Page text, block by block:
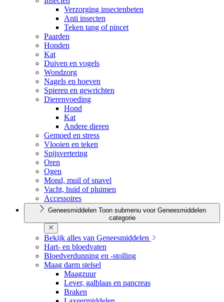
Verzorging insectenbeten
Anti insecten
Teken tang of pincet
Paarden
Honden
Kat
Duiven en vogels
Wondzorg
Nagels en hoeven
Spieren en gewrichten
Dierenvoeding
Hond
Kat
Andere dieren
Gemoed en stress
Vlooien en teken
Spijsvertering
Oren
Ogen
Mond, muil of snavel
Vacht, huid of pluimen
Accessoires
Geneesmiddelen Toon submenu voor Geneesmiddelen
categorie
Bekijk alles van Geneesmiddelen
Hart- en bloedvaten
Bloedverdunning en -stolling
Maag darm stelsel
Maagzuur
Lever, galblaas en pancreas
Braken